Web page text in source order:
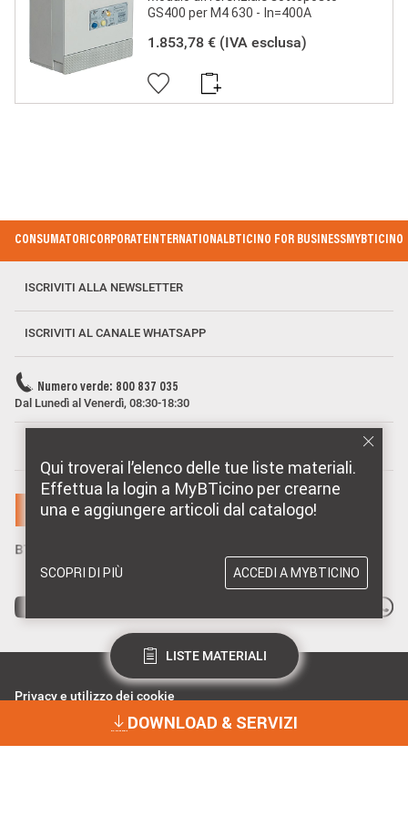
GS400 per M4 630 - In=400A
1.853,78 € (IVA esclusa)
DOWNLOAD & SERVIZI
Qui troverai l’elenco delle tue liste materiali.
Effettua la login a MyBTicino per crearne
una e aggiungere articoli dal catalogo!
SCOPRI DI PIÙ ACCEDI A MYBTICINO
LISTE MATERIALI
Footer Menu
CONSUMATORICORPORATEINTERNATIONALBTICINO FOR BUSINESSMYBTICINO
ISCRIVITI ALLA NEWSLETTER
ISCRIVITI AL CANALE WHATSAPP
Numero verde: 800 837 035
Dal Lunedì al Venerdì, 08:30-18:30
Privacy e utilizzo dei cookie
Data Privacy e Cybersecurity